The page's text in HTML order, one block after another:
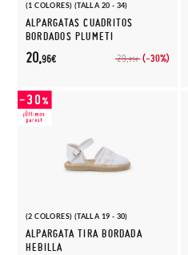
(1 COLORES) (TALLA 20 - 34)
ALPARGATAS CUADRITOS
BORDADOS PLUMETI
29,95€ (-30%)
20,96€
(2 COLORES) (TALLA 19 - 30)
ALPARGATA TIRA BORDADA
HEBILLA